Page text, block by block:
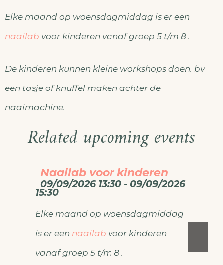
Elke maand op woensdagmiddag is er een
naailab voor kinderen vanaf groep 5 t/m 8 .
De kinderen kunnen kleine workshops doen. bv
een tasje of knuffel maken achter de
naaimachine.
Related upcoming events
Naailab voor kinderen
09/09/2026 13:30 - 09/09/2026
15:30
Elke maand op woensdagmiddag
is er een naailab voor kinderen
vanaf groep 5 t/m 8 .